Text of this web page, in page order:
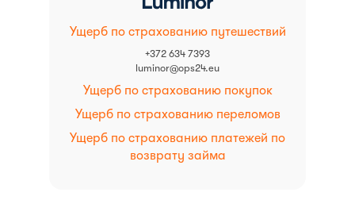
Ущерб по страхованию путешествий
+372 634 7393
luminor@ops24.eu
Ущерб по страхованию покупок
Ущерб по страхованию переломов
Ущерб по страхованию платежей по
возврату займа